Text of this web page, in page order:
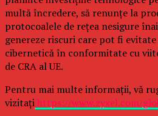
multă încredere, să renunțe la
protocoalele de rețea nesigure
genereze riscuri care pot fi
cibernetică în conformitate cu
de CRA al UE.
Pentru mai multe informații, vă
vizitațihttps://www.zyxel.com/